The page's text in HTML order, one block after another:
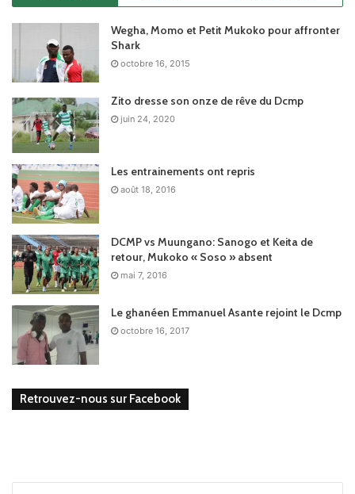
Wegha, Momo et Petit Mukoko pour affronter
Shark
octobre 16, 2015
Zito dresse son onze de rêve du Dcmp
juin 24, 2020
Les entrainements ont repris
août 18, 2016
DCMP vs Muungano: Sanogo et Keita de
retour, Mukoko « Soso » absent
mai 7, 2016
Le ghanéen Emmanuel Asante rejoint le Dcmp
octobre 16, 2017
Retrouvez-nous sur Facebook